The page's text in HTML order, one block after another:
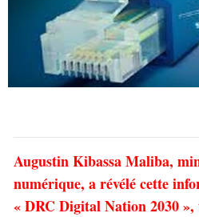
Augustin Kibassa Maliba,
numérique, a révélé cette
« DRC Digital Nation 2030